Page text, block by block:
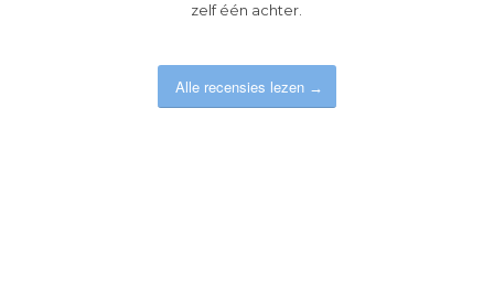
zelf één achter.
Alle recensies lezen